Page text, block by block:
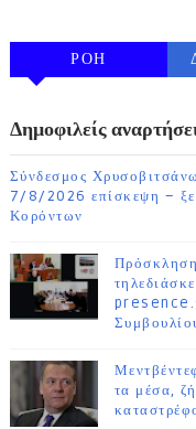
ΡΟΗ
Δημοφιλείς
Σύνδεσμος
7/8/2026 επίσκεψη –
Κορόντων
τα μέσα,